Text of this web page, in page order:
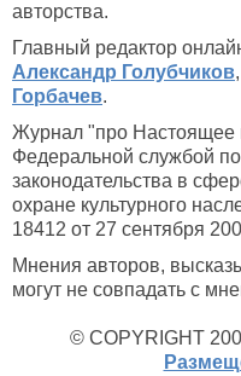
авторства.
Главный редактор
Александр Голубчиков
Горбачев.
Журнал "про Настоящее
Федеральной службой
законодательства в
охране культурного
18412 от 27 сентября
Мнения авторов,
могут не совпадать с
© COPYRIGHT